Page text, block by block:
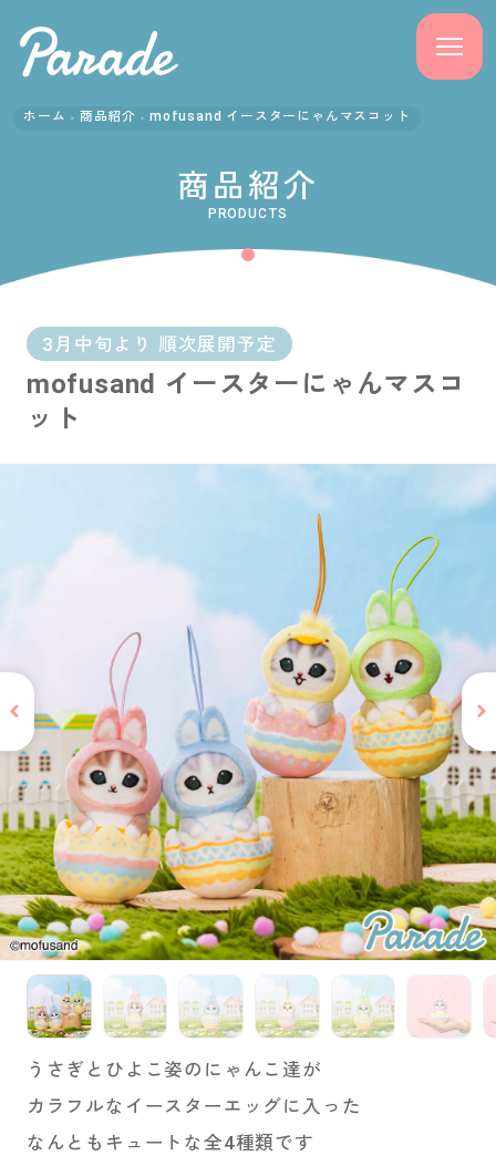
よくある質問
会社概要
採用情報
PRIZE 公式 Instagram
CAPSULE TOY 公式 X
CAPSULE TOY 公式 Instagram
プライバシーポリシー
ホーム 商品紹介 mofusand イースターにゃんマスコット
商品紹介
PRODUCTS
3月中旬より 順次展開予定
mofusand イースターにゃんマスコ
ット
うさぎとひよこ姿のにゃんこ達が
カラフルなイースターエッグに入った
なんともキュートな全4種類です